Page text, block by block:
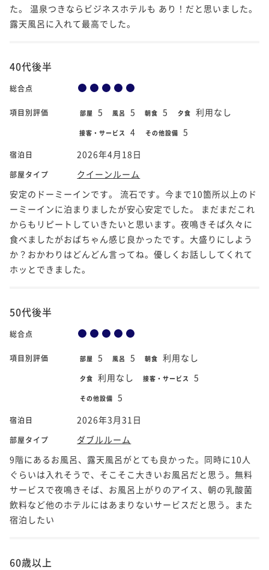
た。 温泉つきならビジネスホテルも あり！だと思いました。
露天風呂に入れて最高でした。
40代後半
総合点
項目別評価 部屋 5 風呂 5 朝食 5 夕食 利用なし
接客・サービス 4 その他設備 5
宿泊日 2026年4月18日
部屋タイプ
クイーンルーム
安定のドーミーインです。 流石です。今まで10箇所以上のド
ーミーインに泊まりましたが安心安定でした。 まだまだこれ
からもリピートしていきたいと思います。夜鳴きそば久々に
食べましたがおばちゃん感じ良かったです。大盛りにしよう
か？おかわりはどんどん言ってね。優しくお話ししてくれて
ホッとできました。
50代後半
総合点
項目別評価 部屋 5 風呂 5 朝食 利用なし
夕食 利用なし 接客・サービス 5
その他設備 5
宿泊日 2026年3月31日
部屋タイプ
ダブルルーム
9階にあるお風呂、露天風呂がとても良かった。同時に10人
ぐらいは入れそうで、そこそこ大きいお風呂だと思う。無料
サービスで夜鳴きそば、お風呂上がりのアイス、朝の乳酸菌
飲料など他のホテルにはあまりないサービスだと思う。また
宿泊したい
60歳以上